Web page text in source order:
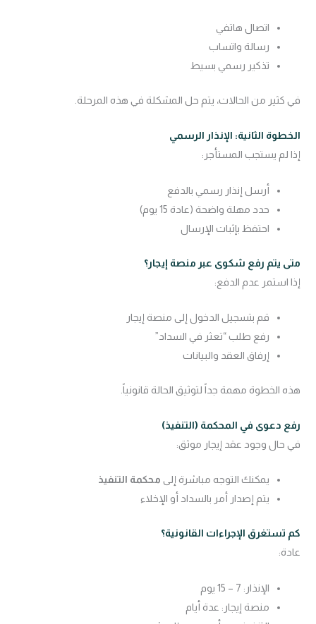
اتصال هاتفي
رسالة واتساب
تذكير رسمي بسيط
في كثير من الحالات، يتم حل المشكلة في هذه المرحلة.
الخطوة الثانية: الإنذار الرسمي
إذا لم يستجب المستأجر:
أرسل إنذار رسمي بالدفع
حدد مهلة واضحة (عادة 15 يوم)
احتفظ بإثبات الإرسال
متى يتم رفع شكوى عبر منصة إيجار؟
إذا استمر عدم الدفع:
قم بتسجيل الدخول إلى منصة إيجار
رفع طلب “تعثر في السداد”
إرفاق العقد والبيانات
هذه الخطوة مهمة جداً لتوثيق الحالة قانونياً.
رفع دعوى في المحكمة (التنفيذ)
في حال وجود عقد إيجار موثق:
يمكنك التوجه مباشرة إلى محكمة التنفيذ
يتم إصدار أمر بالسداد أو الإخلاء
كم تستغرق الإجراءات القانونية؟
عادة:
الإنذار: 7 – 15 يوم
منصة إيجار: عدة أيام